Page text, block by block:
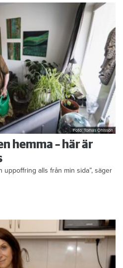
Foto: Tomas Ohlsson
hemma – här är
uppoffring alls från min sida”, säger